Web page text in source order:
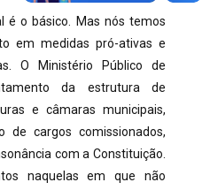
é o básico. Mas nós temos
em medidas pró-ativas e
O Ministério Público de
da estrutura de
e câmaras municipais,
de cargos comissionados,
com a Constituição.
naquelas em que não